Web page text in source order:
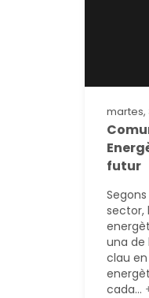
martes,
futur
sector,
una de
clau
cada...